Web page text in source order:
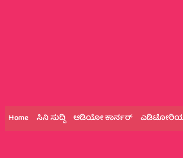
Home ಸಿನಿ ಸುದ್ದಿ ಆಡಿಯೋ ಕಾರ್ನರ್